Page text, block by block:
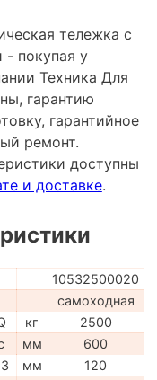
тележка с
- покупая у
Техника Для
гарантию
гарантийное
ремонт.
доступны
и доставке.
10532500020
самоходная
кг
2500
мм
600
мм
120